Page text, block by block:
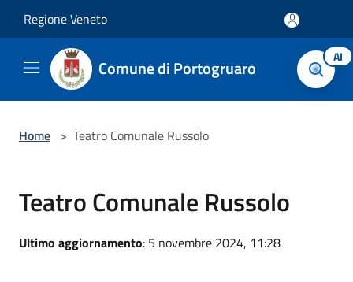
Regione Veneto
Comune di Portogruaro AI
Home > Teatro Comunale Russolo
Teatro Comunale Russolo
Ultimo aggiornamento: 5 novembre 2024, 11:28